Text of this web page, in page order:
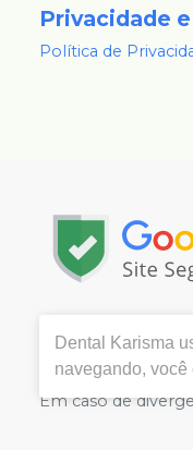
Privacidade
Política de
Copyright © 2024
Cinco, 81 - 210 -
Valente de Souza
Em caso de
Dental Karisma
navegando, você